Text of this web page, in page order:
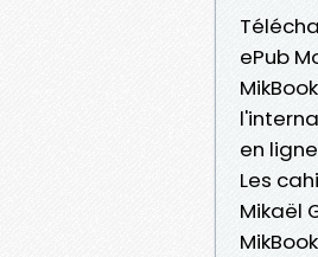
ePub
en
Les
Mikaël